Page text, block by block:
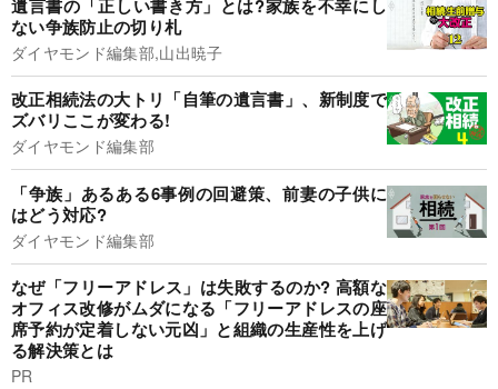
遺言書の「正しい書き方」とは?家族を不幸にし
ない争族防止の切り札
ダイヤモンド編集部,山出暁子
改正相続法の大トリ「自筆の遺言書」、新制度で
ズバリここが変わる!
ダイヤモンド編集部
「争族」あるある6事例の回避策、前妻の子供に
はどう対応?
ダイヤモンド編集部
なぜ「フリーアドレス」は失敗するのか? 高額な
オフィス改修がムダになる「フリーアドレスの座
席予約が定着しない元凶」と組織の生産性を上げ
る解決策とは
PR